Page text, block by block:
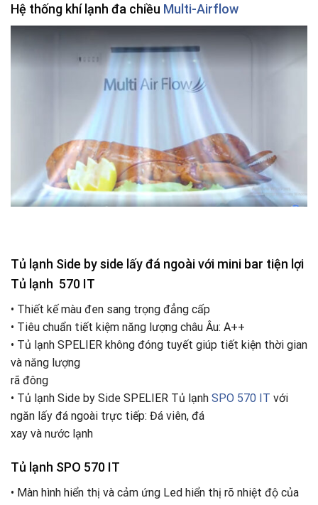
Hệ thống khí lạnh đa chiều Multi-Airflow
Tủ lạnh Side by side lấy đá ngoài với mini bar tiện lợi
Tủ lạnh 570 IT
• Thiết kế màu đen sang trọng đẳng cấp
• Tiêu chuẩn tiết kiệm năng lượng châu Âu: A++
• Tủ lạnh SPELIER không đóng tuyết giúp tiết kiện thời gian
và năng lượng
rã đông
• Tủ lạnh Side by Side SPELIER Tủ lạnh SPO 570 IT với
ngăn lấy đá ngoài trực tiếp: Đá viên, đá
xay và nước lạnh
Tủ lạnh SPO 570 IT
• Màn hình hiển thị và cảm ứng Led hiển thị rõ nhiệt độ của